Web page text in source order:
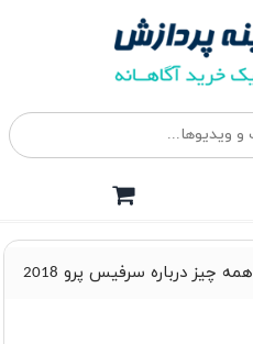
همه چیز درباره سرفیس پرو 2018